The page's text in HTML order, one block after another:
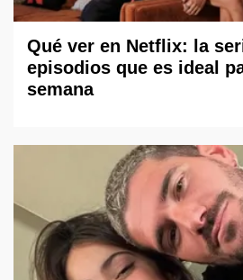
Qué ver en Netflix: la
episodios que es ideal
semana